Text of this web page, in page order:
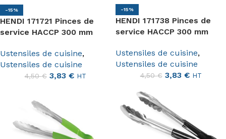
-15%
HENDI 171721 Pinces de
service HACCP 300 mm
Ustensiles de cuisine,
Ustensiles de cuisine
4,50€ 3,83 € HT
-15%
HENDI 171738 Pinces de
service HACCP 300 mm
Ustensiles de cuisine,
Ustensiles de cuisine
4,50€ 3,83 € HT